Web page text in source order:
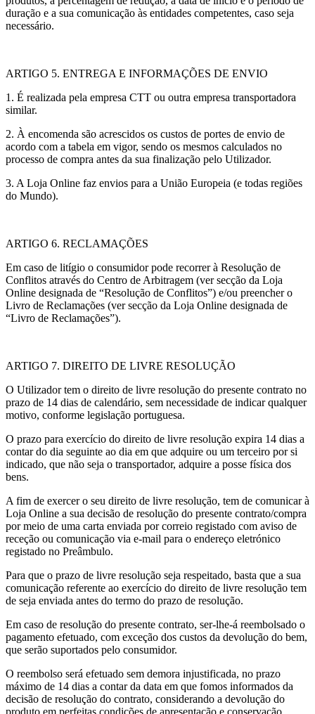
duração e a sua comunicação às entidades competentes, caso seja
necessário.
ARTIGO 5. ENTREGA E INFORMAÇÕES DE ENVIO
1. É realizada pela empresa CTT ou outra empresa transportadora
similar.
2. À encomenda são acrescidos os custos de portes de envio de
acordo com a tabela em vigor, sendo os mesmos calculados no
processo de compra antes da sua finalização pelo Utilizador.
3. A Loja Online faz envios para a União Europeia (e todas regiões
do Mundo).
ARTIGO 6. RECLAMAÇÕES
Em caso de litígio o consumidor pode recorrer à Resolução de
Conflitos através do Centro de Arbitragem (ver secção da Loja
Online designada de “Resolução de Conflitos”) e/ou preencher o
Livro de Reclamações (ver secção da Loja Online designada de
“Livro de Reclamações”).
ARTIGO 7. DIREITO DE LIVRE RESOLUÇÃO
O Utilizador tem o direito de livre resolução do presente contrato no
prazo de 14 dias de calendário, sem necessidade de indicar qualquer
motivo, conforme legislação portuguesa.
O prazo para exercício do direito de livre resolução expira 14 dias a
contar do dia seguinte ao dia em que adquire ou um terceiro por si
indicado, que não seja o transportador, adquire a posse física dos
bens.
A fim de exercer o seu direito de livre resolução, tem de comunicar à
Loja Online a sua decisão de resolução do presente contrato/compra
por meio de uma carta enviada por correio registado com aviso de
receção ou comunicação via e-mail para o endereço eletrónico
registado no Preâmbulo.
Para que o prazo de livre resolução seja respeitado, basta que a sua
comunicação referente ao exercício do direito de livre resolução tem
de seja enviada antes do termo do prazo de resolução.
Em caso de resolução do presente contrato, ser-lhe-á reembolsado o
pagamento efetuado, com exceção dos custos da devolução do bem,
que serão suportados pelo consumidor.
O reembolso será efetuado sem demora injustificada, no prazo
máximo de 14 dias a contar da data em que fomos informados da
decisão de resolução do contrato, considerando a devolução do
produto em perfeitas condições de apresentação e conservação.